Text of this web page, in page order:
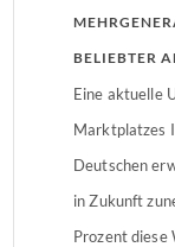
BELIEBTER
Eine aktuelle
Marktplatzes
Deutschen
in Zukunft
Prozent diese